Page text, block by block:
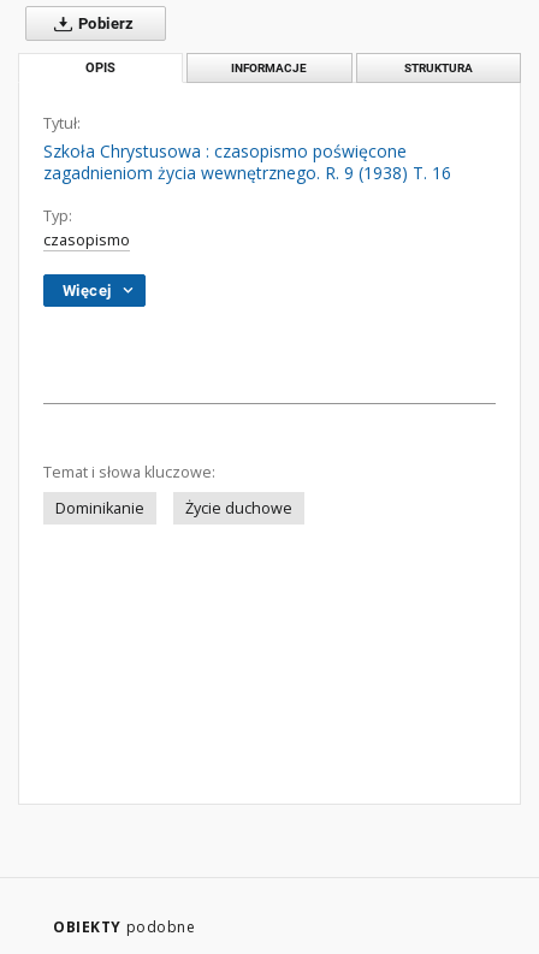
Pobierz
OPIS INFORMACJE STRUKTURA
Tytuł:
Szkoła Chrystusowa : czasopismo poświęcone
zagadnieniom życia wewnętrznego. R. 9 (1938) T. 16
Typ:
czasopismo
Więcej
Temat i słowa kluczowe:
Dominikanie
Życie duchowe
OBIEKTY podobne